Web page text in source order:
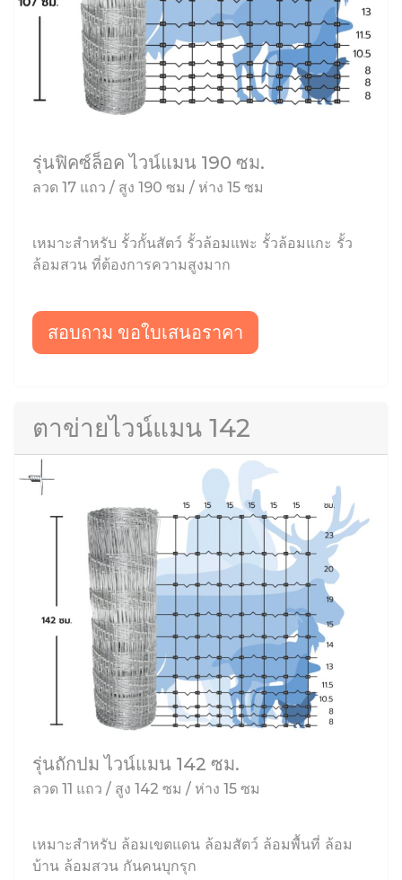
รุ่นฟิคซ์ล็อค ไวน์แมน 190 ซม.
ลวด 17 แถว / สูง 190 ซม / ห่าง 15 ซม
เหมาะสำหรับ รั้วกั้นสัตว์ รั้วล้อมแพะ รั้วล้อมแกะ รั้ว
ล้อมสวน ที่ต้องการความสูงมาก
สอบถาม ขอใบเสนอราคา
ตาข่ายไวน์แมน 142
รุ่นถักปม ไวน์แมน 142 ซม.
ลวด 11 แถว / สูง 142 ซม / ห่าง 15 ซม
เหมาะสำหรับ ล้อมเขตแดน ล้อมสัตว์ ล้อมพื้นที่ ล้อม
บ้าน ล้อมสวน กันคนบุกรุก